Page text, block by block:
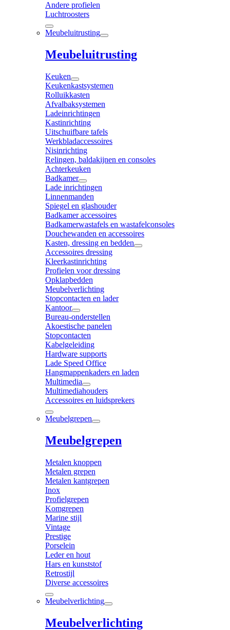
Andere profielen
Luchtroosters
Meubeluitrusting
Meubeluitrusting
Keuken
Keukenkastsystemen
Rolluikkasten
Afvalbaksystemen
Ladeinrichtingen
Kastinrichting
Uitschuifbare tafels
Werkbladaccessoires
Nisinrichting
Relingen, baldakijnen en consoles
Achterkeuken
Badkamer
Lade inrichtingen
Linnenmanden
Spiegel en glashouder
Badkamer accessoires
Badkamerwastafels en wastafelconsoles
Douchewanden en accessoires
Kasten, dressing en bedden
Accessoires dressing
Kleerkastinrichting
Profielen voor dressing
Opklapbedden
Meubelverlichting
Stopcontacten en lader
Kantoor
Bureau-onderstellen
Akoestische panelen
Stopcontacten
Kabelgeleiding
Hardware supports
Lade Speed Office
Hangmappenkaders en laden
Multimedia
Multimediahouders
Accessoires en luidsprekers
Meubelgrepen
Meubelgrepen
Metalen knoppen
Metalen grepen
Metalen kantgrepen
Inox
Profielgrepen
Komgrepen
Marine stijl
Vintage
Prestige
Porselein
Leder en hout
Hars en kunststof
Retrostijl
Diverse accessoires
Meubelverlichting
Meubelverlichting